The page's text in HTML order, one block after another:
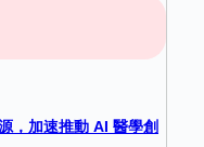
，加速推動 AI 醫學創